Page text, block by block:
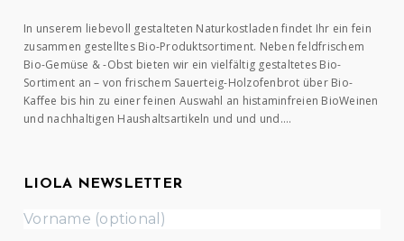
In unserem liebevoll gestalteten Naturkostladen findet Ihr ein fein
zusammen gestelltes Bio-Produktsortiment. Neben feldfrischem
Bio-Gemüse & -Obst bieten wir ein vielfältig gestaltetes Bio-
Sortiment an – von frischem Sauerteig-Holzofenbrot über Bio-
Kaffee bis hin zu einer feinen Auswahl an histaminfreien BioWeinen
und nachhaltigen Haushaltsartikeln und und und….
LIOLA NEWSLETTER